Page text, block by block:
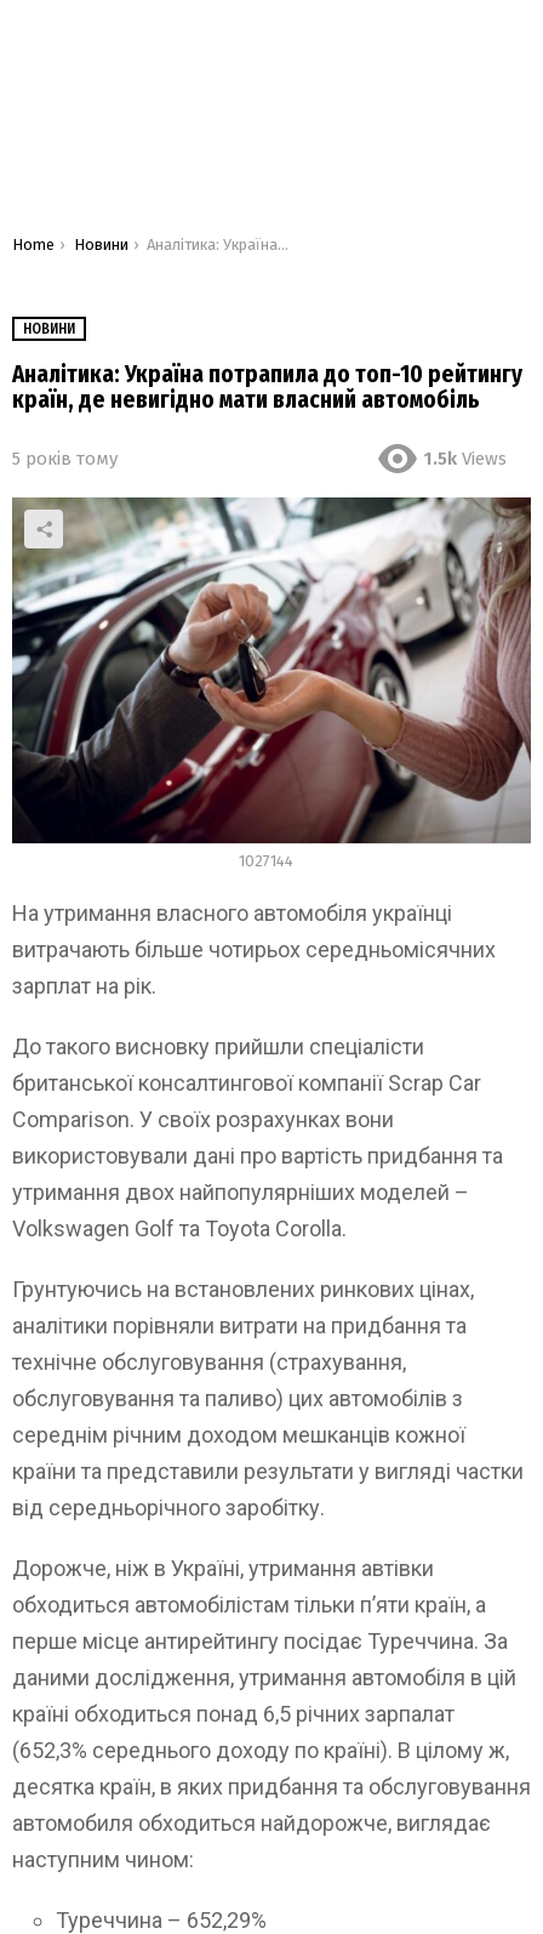
You are here:
Home Новини Аналітика: Україна потрапила до топ-10 рейтингу країн, де невигідно мати власний автомобіль
НОВИНИ
Аналітика: Україна потрапила до топ-10 рейтингу
країн, де невигідно мати власний автомобіль
5 років тому 1.5k Views
1027144
На утримання власного автомобіля українці
витрачають більше чотирьох середньомісячних
зарплат на рік.
До такого висновку прийшли спеціалісти
британської консалтингової компанії Scrap Car
Comparison. У своїх розрахунках вони
використовували дані про вартість придбання та
утримання двох найпопулярніших моделей –
Volkswagen Golf та Toyota Corolla.
Грунтуючись на встановлених ринкових цінах,
аналітики порівняли витрати на придбання та
технічне обслуговування (страхування,
обслуговування та паливо) цих автомобілів з
середнім річним доходом мешканців кожної
країни та представили результати у вигляді частки
від середньорічного заробітку.
Дорожче, ніж в Україні, утримання автівки
обходиться автомобілістам тільки п’яти країн, а
перше місце антирейтингу посідає Туреччина. За
даними дослідження, утримання автомобіля в цій
країні обходиться понад 6,5 річних зарпалат
(652,3% середнього доходу по країні). В цілому ж,
десятка країн, в яких придбання та обслуговування
автомобиля обходиться найдорожче, виглядає
наступним чином:
Туреччина – 652,29%